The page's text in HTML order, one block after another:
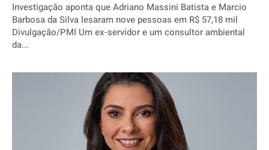
Investigação aponta que Adriano Massini Batista e Marcio
Barbosa da Silva lesaram nove pessoas em R$ 57,18 mil
Divulgação/PMI Um ex-servidor e um consultor ambiental
da...